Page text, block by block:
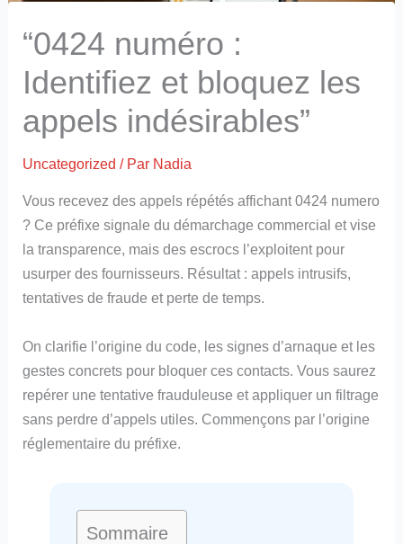
“0424 numéro :
Identifiez et bloquez les
appels indésirables”
Uncategorized / Par Nadia
Vous recevez des appels répétés affichant 0424 numero
? Ce préfixe signale du démarchage commercial et vise
la transparence, mais des escrocs l’exploitent pour
usurper des fournisseurs. Résultat : appels intrusifs,
tentatives de fraude et perte de temps.
On clarifie l’origine du code, les signes d’arnaque et les
gestes concrets pour bloquer ces contacts. Vous saurez
repérer une tentative frauduleuse et appliquer un filtrage
sans perdre d’appels utiles. Commençons par l’origine
réglementaire du préfixe.
Sommaire